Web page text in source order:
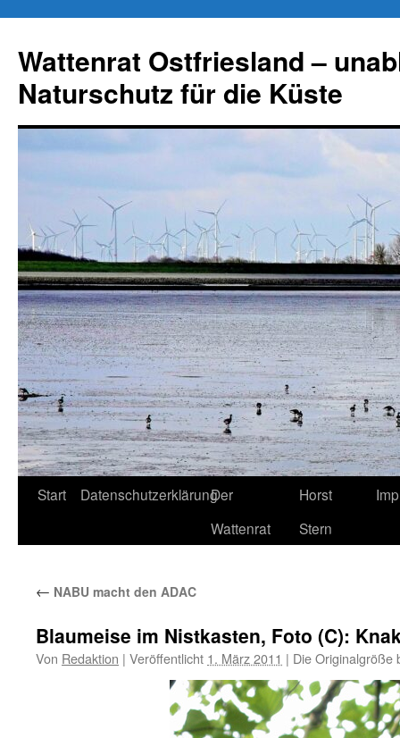
springen
Wattenrat Ostfriesland –
Naturschutz für die Küste
Start DatenschutzerklärungDer
Wattenrat
Horst
Stern
← NABU macht den ADAC
Blaumeise im Nistkasten, Foto (C):
Von Redaktion | Veröffentlicht 1. März 2011 | Die Originalgröße